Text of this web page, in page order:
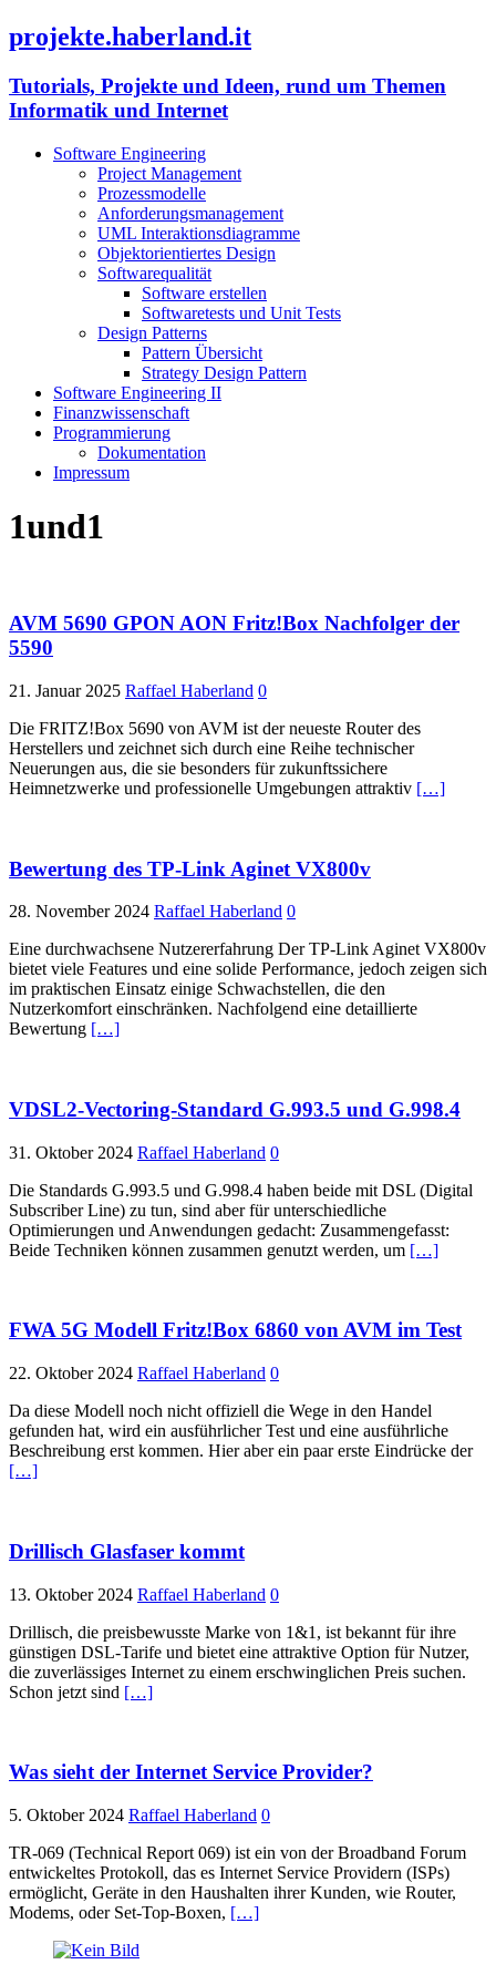
projekte.haberland.it
Tutorials, Projekte und Ideen, rund um Themen
Informatik und Internet
Software Engineering
Project Management
Prozessmodelle
Anforderungsmanagement
UML Interaktionsdiagramme
Objektorientiertes Design
Softwarequalität
Software erstellen
Softwaretests und Unit Tests
Design Patterns
Pattern Übersicht
Strategy Design Pattern
Software Engineering II
Finanzwissenschaft
Programmierung
Dokumentation
Impressum
1und1
AVM 5690 GPON AON Fritz!Box Nachfolger der
5590
21. Januar 2025 Raffael Haberland 0
Die FRITZ!Box 5690 von AVM ist der neueste Router des
Herstellers und zeichnet sich durch eine Reihe technischer
Neuerungen aus, die sie besonders für zukunftssichere
Heimnetzwerke und professionelle Umgebungen attraktiv […]
Bewertung des TP-Link Aginet VX800v
28. November 2024 Raffael Haberland 0
Eine durchwachsene Nutzererfahrung Der TP-Link Aginet VX800v
bietet viele Features und eine solide Performance, jedoch zeigen sich
im praktischen Einsatz einige Schwachstellen, die den
Nutzerkomfort einschränken. Nachfolgend eine detaillierte
Bewertung […]
VDSL2-Vectoring-Standard G.993.5 und G.998.4
31. Oktober 2024 Raffael Haberland 0
Die Standards G.993.5 und G.998.4 haben beide mit DSL (Digital
Subscriber Line) zu tun, sind aber für unterschiedliche
Optimierungen und Anwendungen gedacht: Zusammengefasst:
Beide Techniken können zusammen genutzt werden, um […]
FWA 5G Modell Fritz!Box 6860 von AVM im Test
22. Oktober 2024 Raffael Haberland 0
Da diese Modell noch nicht offiziell die Wege in den Handel
gefunden hat, wird ein ausführlicher Test und eine ausführliche
Beschreibung erst kommen. Hier aber ein paar erste Eindrücke der
[…]
Drillisch Glasfaser kommt
13. Oktober 2024 Raffael Haberland 0
Drillisch, die preisbewusste Marke von 1&1, ist bekannt für ihre
günstigen DSL-Tarife und bietet eine attraktive Option für Nutzer,
die zuverlässiges Internet zu einem erschwinglichen Preis suchen.
Schon jetzt sind […]
Was sieht der Internet Service Provider?
5. Oktober 2024 Raffael Haberland 0
TR-069 (Technical Report 069) ist ein von der Broadband Forum
entwickeltes Protokoll, das es Internet Service Providern (ISPs)
ermöglicht, Geräte in den Haushalten ihrer Kunden, wie Router,
Modems, oder Set-Top-Boxen, […]